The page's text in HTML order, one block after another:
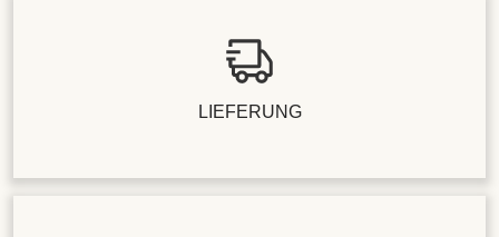
LIEFERUNG